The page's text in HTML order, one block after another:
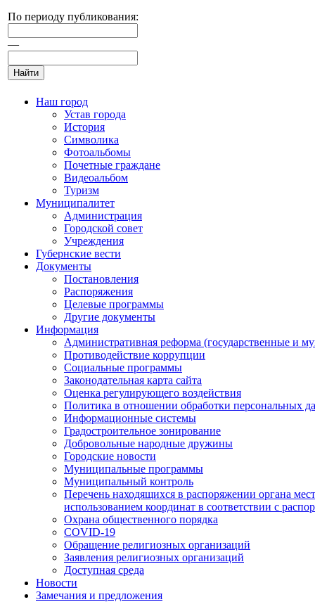
По периоду публикования:
—
Наш город
Устав города
История
Символика
Фотоальбомы
Почетные граждане
Видеоальбом
Туризм
Муниципалитет
Администрация
Городской совет
Учреждения
Губернские вести
Документы
Постановления
Распоряжения
Целевые программы
Другие документы
Информация
Административная реформа (государственные и
Противодействие коррупции
Социальные программы
Законодательная карта сайта
Оценка регулирующего воздействия
Политика в отношении обработки персональных
Информационные системы
Градостроительное зонирование
Добровольные народные дружины
Городские новости
Муниципальные программы
Муниципальный контроль
Перечень находящихся в распоряжении органа
использованием координат в соответствии с
Охрана общественного порядка
COVID-19
Обращение религиозных организаций
Заявления религиозных организаций
Доступная среда
Новости
Замечания и предложения